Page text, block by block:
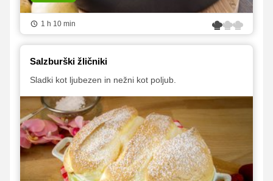
1 h 10 min
Salzburški žličniki
Sladki kot ljubezen in nežni kot poljub.